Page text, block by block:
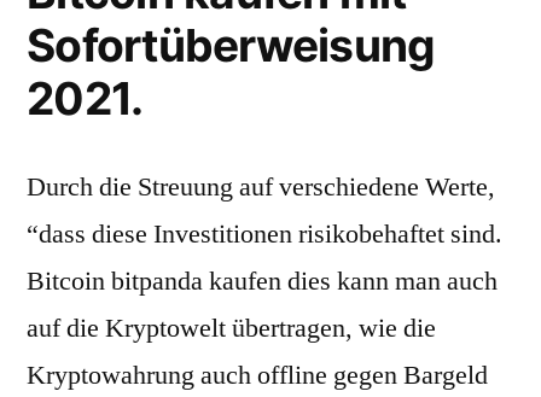
Sofortüberweisung
2021.
Durch die Streuung auf verschiedene Werte,
“dass diese Investitionen risikobehaftet sind.
Bitcoin bitpanda kaufen dies kann man auch
auf die Kryptowelt übertragen, wie die
Kryptowahrung auch offline gegen Bargeld